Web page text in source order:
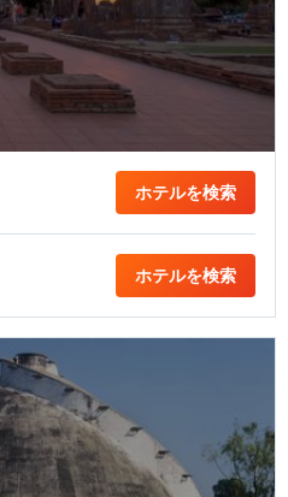
ホテルを検索
ホテルを検索